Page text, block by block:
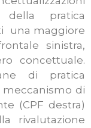
della pratica
una maggiore
sinistra,
concettuale.
di pratica
di
(CPF destra)
rivalutazione